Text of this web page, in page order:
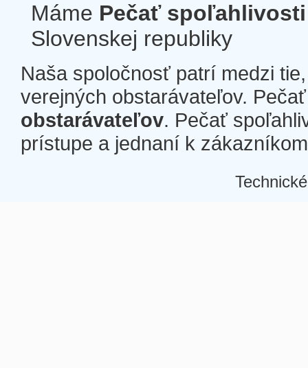
Máme Pečať spoľahlivosti
Slovenskej republiky
Naša spoločnosť patrí medzi
verejných obstarávateľov.
obstarávateľov. Pečať
prístupe a jednaní k